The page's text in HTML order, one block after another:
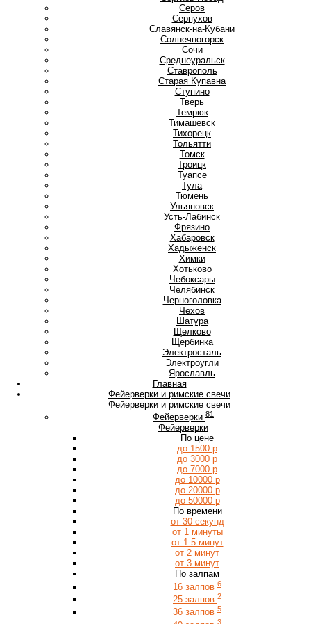
Серов
Серпухов
Славянск-на-Кубани
Солнечногорск
Сочи
Среднеуральск
Ставрополь
Старая Купавна
Ступино
Тверь
Темрюк
Тимашевск
Тихорецк
Тольятти
Томск
Троицк
Туапсе
Тула
Тюмень
Ульяновск
Усть-Лабинск
Фрязино
Хабаровск
Хадыженск
Химки
Хотьково
Чебоксары
Челябинск
Черноголовка
Чехов
Шатура
Щелково
Щербинка
Электросталь
Электроугли
Ярославль
Главная
Фейерверки и римские свечи
Фейерверки и римские свечи
Фейерверки 81
Фейерверки
По цене
до 1500 р
до 3000 р
до 7000 р
до 10000 р
до 20000 р
до 50000 р
По времени
от 30 секунд
от 1 минуты
от 1.5 минут
от 2 минут
от 3 минут
По залпам
16 залпов 6
25 залпов 2
36 залпов 5
3